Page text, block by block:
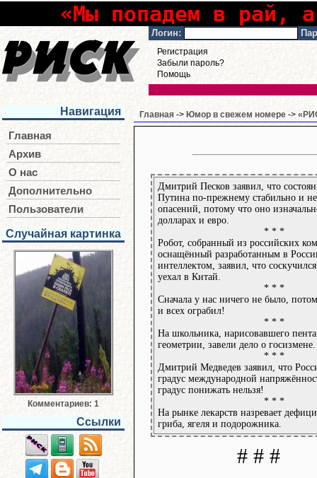
«Мы попадем в рай,
Логин:
Регистрация
Забыли пароль?
Помощь
Навигация
Главная
Архив
О нас
Дополнительно
Пользователи
Случайная картинка
Комментариев: 1
Ссылки
Главная -> Юмор в свежем номере ->
Дмитрий Песков заявил, что
Путина по-прежнему стабильно и
опасений, потому что оно
долларах и евро.
* * *
Робот, собранный из российских
оснащённый разработанным в
интеллектом, заявил, что
уехал в Китай.
* * *
Сначала у нас ничего не было,
и всех ограбил!
* * *
На школьника, нарисовавшего
геометрии, завели дело о госизмене.
* * *
Дмитрий Медведев заявил, что
градус международной
градус понижать нельзя!
* * *
На рынке лекарств назревает
гриба, ягеля и подорожника.
# # #